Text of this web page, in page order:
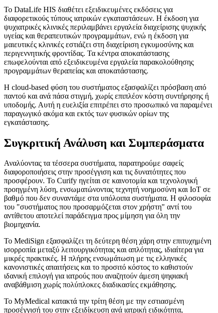
Το DataLife HIS διαθέτει εξειδικευμένες εκδόσεις για
διαφορετικούς τύπους ιατρικών εγκαταστάσεων. Η έκδοση για
ψυχιατρικές κλινικές περιλαμβάνει εργαλεία διαχείρισης ψυχικής
υγείας και θεραπευτικών προγραμμάτων, ενώ η έκδοση για
μαιευτικές κλινικές εστιάζει στη διαχείριση εγκυμοσύνης και
περιγεννητικής φροντίδας. Τα κέντρα αποκατάστασης
επωφελούνται από εξειδικευμένα εργαλεία παρακολούθησης
προγραμμάτων θεραπείας και αποκατάστασης.
Η cloud-based φύση του συστήματος εξασφαλίζει πρόσβαση από
παντού και ανά πάσα στιγμή, χωρίς επιπλέον κόστη συντήρησης ή
υποδομής. Αυτή η ευελιξία επιτρέπει στο προσωπικό να παραμένει
παραγωγικό ακόμα και εκτός των φυσικών ορίων της
εγκατάστασης.
Συγκριτική Ανάλυση και Συμπεράσματα
Αναλύοντας τα τέσσερα συστήματα, παρατηρούμε σαφείς
διαφοροποιήσεις στην προσέγγιση και τις δυνατότητες που
προσφέρουν. Το Curify ηγείται σε καινοτομία και τεχνολογική
προηγμένη λύση, ενσωματώνοντας τεχνητή νοημοσύνη και IoT σε
βαθμό που δεν συναντάμε στα υπόλοιπα συστήματα. Η φιλοσοφία
του "συστήματος που προσαρμόζεται στον χρήστη" αντί του
αντίθετου αποτελεί παράδειγμα προς μίμηση για όλη την
βιομηχανία.
Το MediSign εξασφαλίζει τη δεύτερη θέση χάρη στην επιτυχημένη
ισορροπία μεταξύ λειτουργικότητας και απλότητας, ιδιαίτερα για
μικρές πρακτικές. Η πλήρης ενσωμάτωση με τις ελληνικές
κανονιστικές απαιτήσεις και το προσιτό κόστος το καθιστούν
ιδανική επιλογή για ιατρούς που αναζητούν άμεση ψηφιακή
αναβάθμιση χωρίς πολύπλοκες διαδικασίες εκμάθησης.
Το MyMedical κατακτά την τρίτη θέση με την εστιασμένη
προσέγγισή του στην εξειδίκευση ανά ιατρική ειδικότητα,